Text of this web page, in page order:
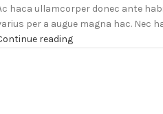
haca ullamcorper donec ante
per a augue magna hac. Nec
reading